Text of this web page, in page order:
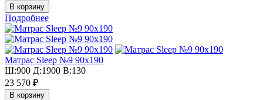
Подробнее
Матрас Sleep №9 90х190
Ш:900 Д:1900 В:130
23 570 ₽